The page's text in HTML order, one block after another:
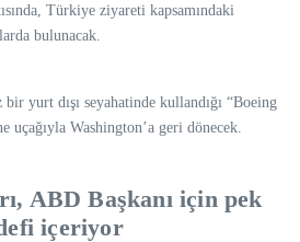
Türkiye ziyareti kapsamındaki
bulunacak.
yurt dışı seyahatinde kullandığı “Boeing
Washington’a geri dönecek.
ABD Başkanı için pek
içeriyor